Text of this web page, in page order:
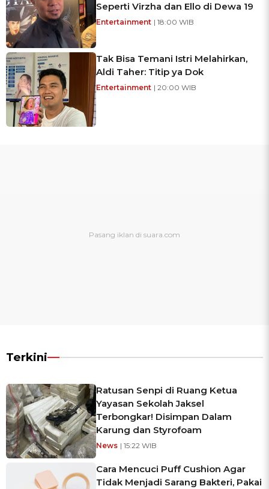
Seperti Virzha dan Ello di Dewa 19
Entertainment | 18:00 WIB
Tak Bisa Temani Istri Melahirkan,
Aldi Taher: Titip ya Dok
Entertainment | 20:00 WIB
Terkini
Ratusan Senpi di Ruang Ketua
Yayasan Sekolah Jaksel
Terbongkar! Disimpan Dalam
Karung dan Styrofoam
News | 15:22 WIB
Cara Mencuci Puff Cushion Agar
Tidak Menjadi Sarang Bakteri, Pakai